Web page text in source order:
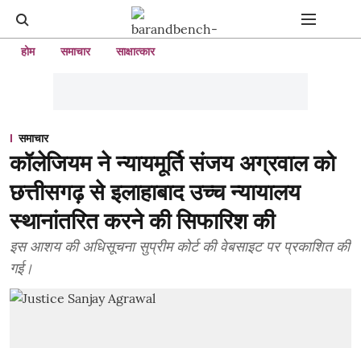
होम समाचार साक्षात्कार
समाचार
कॉलेजियम ने न्यायमूर्ति संजय अग्रवाल को
छत्तीसगढ़ से इलाहाबाद उच्च न्यायालय
स्थानांतरित करने की सिफारिश की
इस आशय की अधिसूचना सुप्रीम कोर्ट की वेबसाइट पर प्रकाशित की
गई।